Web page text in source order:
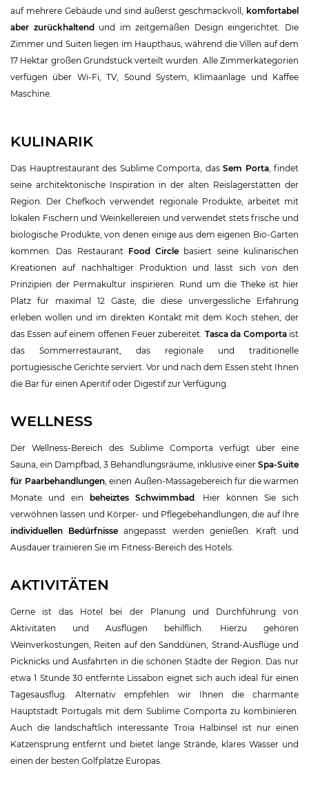
auf mehrere Gebäude und sind äußerst geschmackvoll, komfortabel
aber zurückhaltendund im zeitgemäßen Design eingerichtet. Die
Zimmer und Suiten liegen im Haupthaus, während die Villen auf dem
17 Hektar großen Grundstück verteilt wurden. Alle Zimmerkategorien
verfügen über Wi-Fi, TV, Sound System, Klimaanlage und Kaffee
Maschine.
KULINARIK
Das Hauptrestaurant des Sublime Comporta, das Sem Porta, findet
seine architektonische Inspiration in der alten Reislagerstätten der
Region. Der Chefkoch verwendet regionale Produkte, arbeitet mit
lokalen Fischern und Weinkellereien und verwendet stets frische und
biologische Produkte, von denen einige aus dem eigenen Bio-Garten
kommen. Das Restaurant Food Circle basiert seine kulinarischen
Kreationen auf nachhaltiger Produktion und lässt sich von den
Prinzipien der Permakultur inspirieren. Rund um die Theke ist hier
Platz für maximal 12 Gäste, die diese unvergessliche Erfahrung
erleben wollen und im direkten Kontakt mit dem Koch stehen, der
das Essen auf einem offenen Feuer zubereitet. Tasca da Comportaist
das Sommerrestaurant, das regionale und traditionelle
portugiesische Gerichte serviert. Vor und nach dem Essen steht Ihnen
die Bar für einen Aperitif oder Digestif zur Verfügung.
WELLNESS
Der Wellness-Bereich des Sublime Comporta verfügt über eine
Sauna, ein Dampfbad, 3 Behandlungsräume, inklusive einer Spa-Suite
für Paarbehandlungen, einen Außen-Massagebereich für die warmen
Monate und ein beheiztes Schwimmbad . Hier können Sie sich
verwöhnen lassen und Körper- und Pflegebehandlungen, die auf Ihre
individuellen Bedürfnisse angepasst werden genießen. Kraft und
Ausdauer trainieren Sie im Fitness-Bereich des Hotels.
AKTIVITÄTEN
Gerne ist das Hotel bei der Planung und Durchführung von
Aktivitäten und Ausflügen behilflich. Hierzu gehören
Weinverkostungen, Reiten auf den Sanddünen, Strand-Ausflüge und
Picknicks und Ausfahrten in die schönen Städte der Region. Das nur
etwa 1 Stunde 30 entfernte Lissabon eignet sich auch ideal für einen
Tagesausflug. Alternativ empfehlen wir Ihnen die charmante
Hauptstadt Portugals mit dem Sublime Comporta zu kombinieren.
Auch die landschaftlich interessante Troia Halbinsel ist nur einen
Katzensprung entfernt und bietet lange Strände, klares Wasser und
einen der besten Golfplätze Europas.